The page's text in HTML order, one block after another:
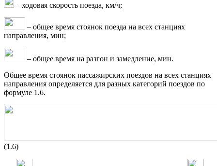
– ходовая скорость поезда, км/ч;
– общее время стоянок поезда на всех станциях
направления, мин;
– общее время на разгон и замедление, мин.
Общее время стоянок пассажирских поездов на всех станциях
направления определяется для разных категорий поездов по
формуле 1.6.
(1.6)